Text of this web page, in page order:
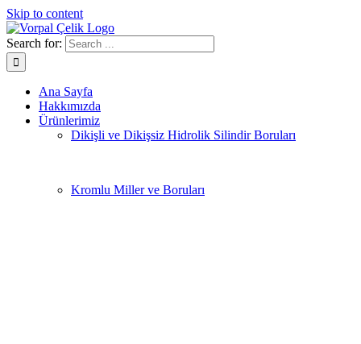
Skip to content
Search for:
Ana Sayfa
Hakkımızda
Ürünlerimiz
Dikişli ve Dikişsiz Hidrolik Silindir Boruları
Kromlu Miller ve Boruları